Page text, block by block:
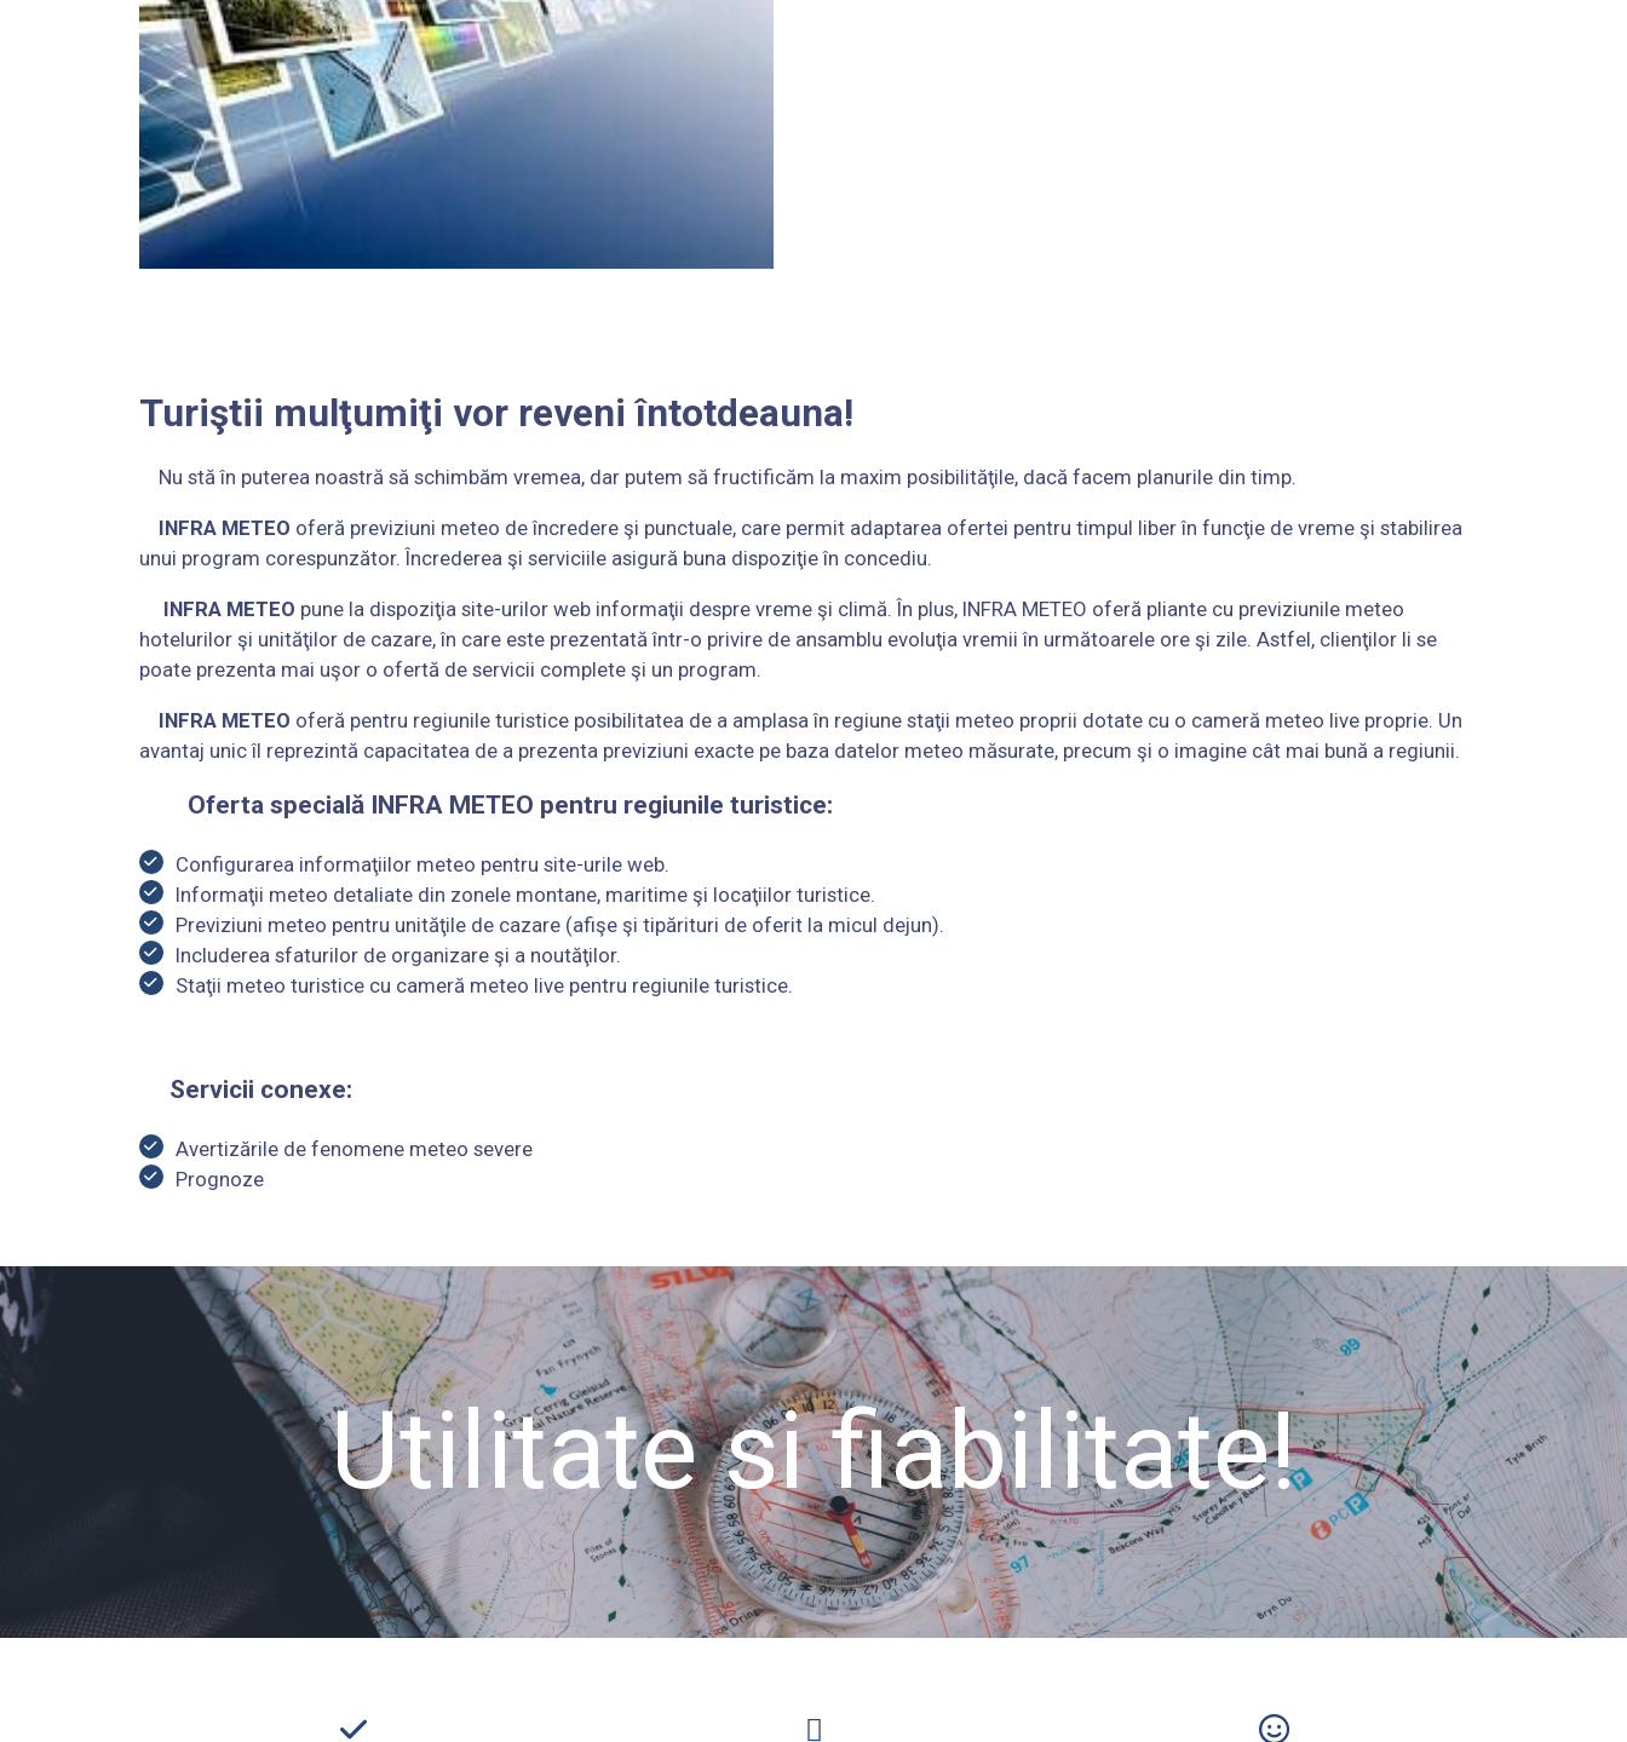
Turiştii mulţumiţi vor reveni întotdeauna!
Nu stă în puterea noastră să schimbăm vremea, dar putem să fructificăm la maxim posibilităţile, dacă facem planurile din timp.
INFRA METEO oferă previziuni meteo de încredere şi punctuale, care permit adaptarea ofertei pentru timpul liber în funcţie de vreme şi stabilirea
unui program corespunzător. Încrederea şi serviciile asigură buna dispoziţie în concediu.
INFRA METEO pune la dispoziţia site-urilor web informaţii despre vreme şi climă. În plus, INFRA METEO oferă pliante cu previziunile meteo
hotelurilor şi unităţilor de cazare, în care este prezentată într-o privire de ansamblu evoluţia vremii în următoarele ore şi zile. Astfel, clienţilor li se
poate prezenta mai uşor o ofertă de servicii complete şi un program.
INFRA METEO oferă pentru regiunile turistice posibilitatea de a amplasa în regiune staţii meteo proprii dotate cu o cameră meteo live proprie. Un
avantaj unic îl reprezintă capacitatea de a prezenta previziuni exacte pe baza datelor meteo măsurate, precum şi o imagine cât mai bună a regiunii.
Oferta specială INFRA METEO pentru regiunile turistice:
Configurarea informaţiilor meteo pentru site-urile web.
Informaţii meteo detaliate din zonele montane, maritime şi locaţiilor turistice.
Previziuni meteo pentru unităţile de cazare (afişe şi tipărituri de oferit la micul dejun).
Includerea sfaturilor de organizare şi a noutăţilor.
Staţii meteo turistice cu cameră meteo live pentru regiunile turistice.
Servicii conexe:
Avertizările de fenomene meteo severe
Prognoze
Utilitate si fiabilitate!